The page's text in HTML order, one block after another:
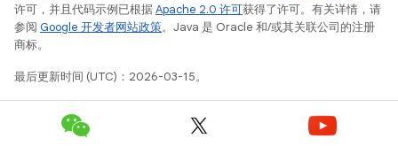
许可，并且代码示例已根据Apache 2.0 许可获得了许可。有关详情，请
参阅 Google 开发者网站政策。Java 是 Oracle 和/或其关联公司的注册
商标。
最后更新时间 (UTC)：2026-03-15。